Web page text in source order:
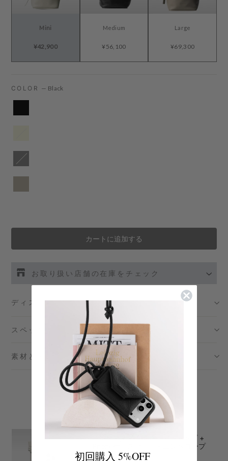
Mini
¥42,900
Medium
¥56,100
Large
¥69,300
COLOR — Black
カートに追加する
お取り扱い店舗の在庫をチェック
渋谷スクランブルスクエア店- 在庫 -O
日本橋コレド室町テラス店- 在庫 -
大阪梅田グランフロント店 - 在庫 -O
六本木ミッドタウン店 - 在庫 - O
名古屋ミッドランドスクエア店- 在庫 -O
O
ディスクリプション
スペック
素材とメンテナンス
おすすめの製品
アジャスタブルレザーストラップ +
iPhoneケースセット - エンベロープ
- マシュマロ
初回購入 5%OFF